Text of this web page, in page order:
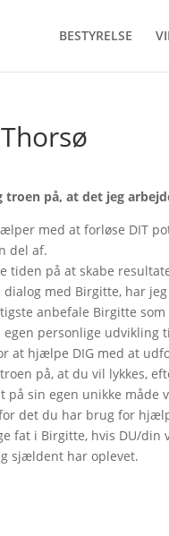
BESTYRELSE
troen på, at det jeg
med at forløse DIT
del af.
tiden på at skabe
med Birgitte, har
anbefale Birgitte
personlige
at hjælpe DIG med at
på, at du vil lykkes,
på sin egen unikke
det du har brug for
fat i Birgitte, hvis DU/
sjældent har oplevet.